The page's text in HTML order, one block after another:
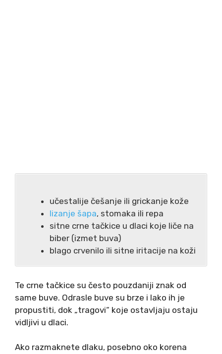
učestalije češanje ili grickanje kože
lizanje šapa, stomaka ili repa
sitne crne tačkice u dlaci koje liče na
biber (izmet buva)
blago crvenilo ili sitne iritacije na koži
Te crne tačkice su često pouzdaniji znak od
same buve. Odrasle buve su brze i lako ih je
propustiti, dok „tragovi“ koje ostavljaju ostaju
vidljivi u dlaci.
Ako razmaknete dlaku, posebno oko korena